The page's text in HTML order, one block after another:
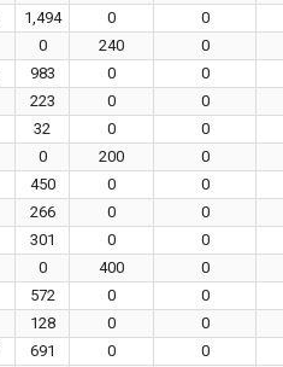
1,494 0 0
0 240 0
983 0 0
223 0 0
32 0 0
0 200 0
450 0 0
266 0 0
301 0 0
0 400 0
572 0 0
128 0 0
691 0 0